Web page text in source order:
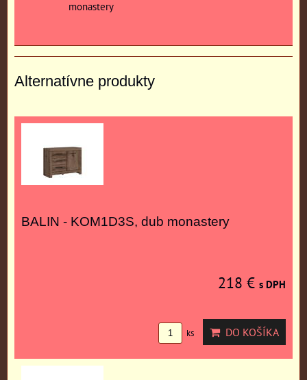
monastery
Alternatívne produkty
BALIN - KOM1D3S, dub monastery
218 € s DPH
ks DO KOŠÍKA